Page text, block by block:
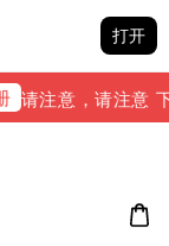
打开
请注意，请注意